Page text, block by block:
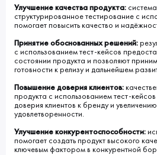
Улучшение качества продукта:
структурированное тестирование с
помогает повысить качество и
Принятие обоснованных решений:
с использованием тест-кейсов
состоянии продукта и позволяют
готовности к релизу и дальнейшем
Повышение доверия клиентов:
продукта с использованием тест-
доверия клиентов к бренду и
удовлетворенности.
Улучшение конкурентоспособности:
помогает создать продукт высокого
ключевым фактором в конкурентной